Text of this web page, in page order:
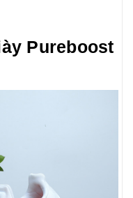
Pureboost